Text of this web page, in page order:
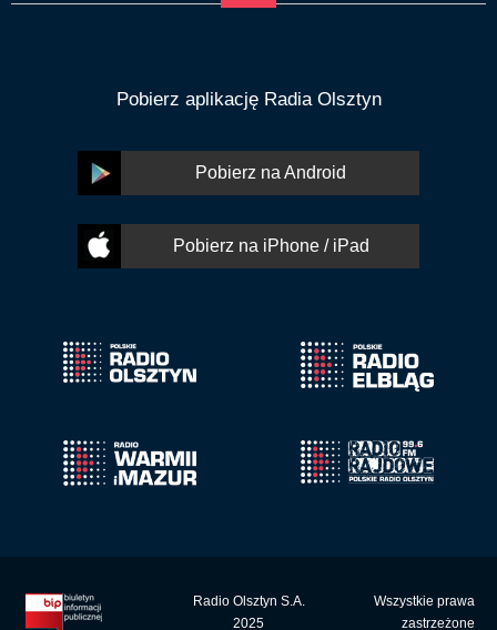
Pobierz aplikację Radia Olsztyn
Pobierz na Android
Pobierz na iPhone / iPad
Radio Olsztyn S.A.
2025
Wszystkie prawa
zastrzeżone